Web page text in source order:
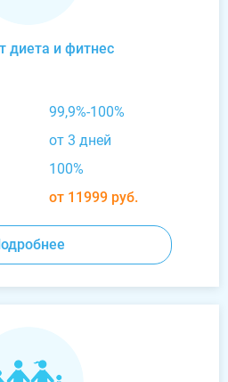
диета и фитнес
99,9%-100%
от 3 дней
100%
от 11999 руб.